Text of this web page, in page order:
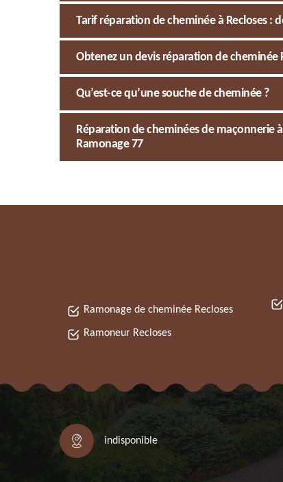
Tarif réparation de cheminée à Recloses :
Obtenez un devis réparation de cheminée
Qu’est-ce qu’une souche de cheminée ?
Réparation de cheminées de maçonnerie
Ramonage 77
Ramonage de cheminée Recloses
Ramoneur Recloses
indisponible